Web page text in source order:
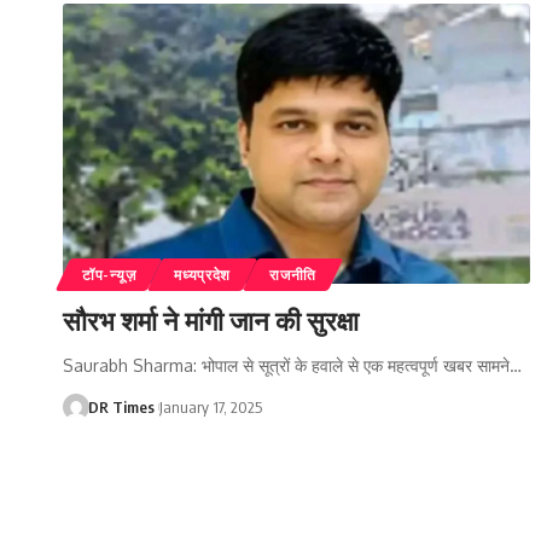
टॉप-न्यूज़ मध्यप्रदेश राजनीति
सौरभ शर्मा ने मांगी जान की सुरक्षा
Saurabh Sharma: भोपाल से सूत्रों के हवाले से एक महत्वपूर्ण खबर सामने…
DR Times January 17, 2025